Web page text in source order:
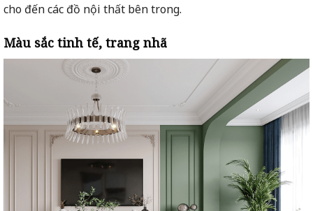
cho đến các đồ nội thất bên trong.
Màu sắc tinh tế, trang nhã